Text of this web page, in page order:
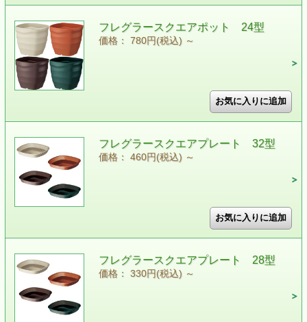
フレグラースクエアポット 24型
価格： 780円(税込) ～
フレグラースクエアプレート 32型
価格： 460円(税込) ～
フレグラースクエアプレート 28型
価格： 330円(税込) ～